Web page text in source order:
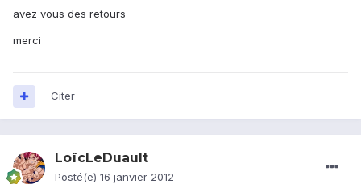
avez vous des retours
merci
Citer
LoïcLeDuault
Posté(e) 16 janvier 2012